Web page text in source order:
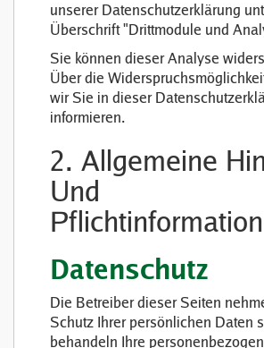
unserer Datenschutzerklärung
Überschrift "Drittmodule und
Sie können dieser Analyse
Über die
wir Sie in dieser
informieren.
2. Allgemeine
Und
Datenschutz
Die Betreiber dieser Seiten
Schutz Ihrer persönlichen Daten
behandeln Ihre